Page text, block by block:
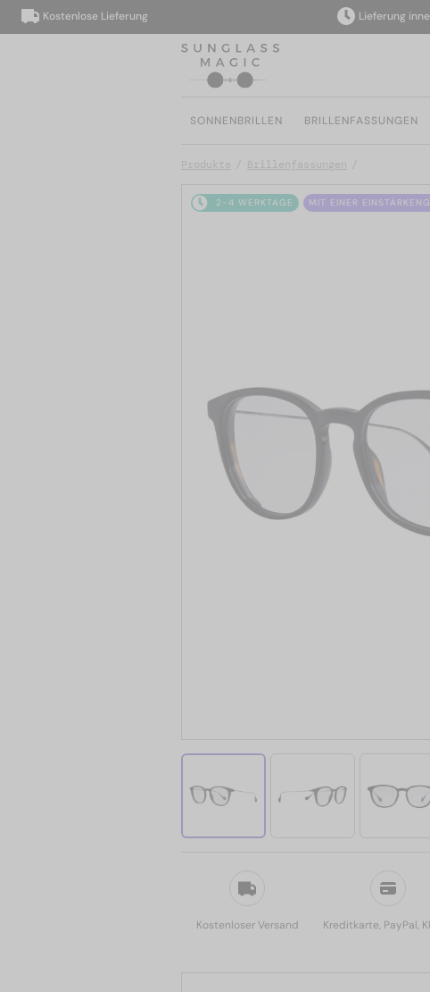
Kostenlose Lieferung Lieferung
SONNENBRILLEN BRILLENFASSUNGEN
Produkte Brillenfassungen
2-4 WERKTAGE MIT EINER
Kostenloser Versand Kreditkarte, PayPal,